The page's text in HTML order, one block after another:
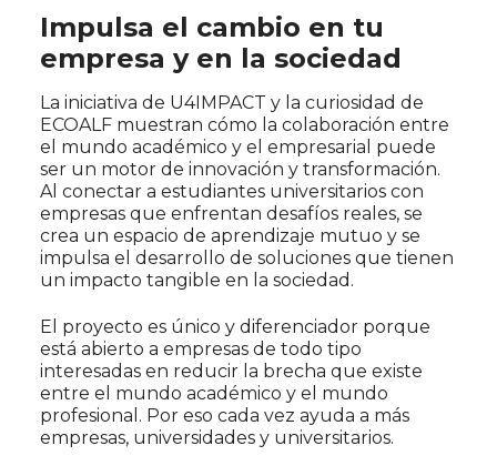
Impulsa el cambio en tu
empresa y en la sociedad
La iniciativa de U4IMPACT y la curiosidad de
ECOALF muestran cómo la colaboración entre
el mundo académico y el empresarial puede
ser un motor de innovación y transformación.
Al conectar a estudiantes universitarios con
empresas que enfrentan desafíos reales, se
crea un espacio de aprendizaje mutuo y se
impulsa el desarrollo de soluciones que tienen
un impacto tangible en la sociedad.
El proyecto es único y diferenciador porque
está abierto a empresas de todo tipo
interesadas en reducir la brecha que existe
entre el mundo académico y el mundo
profesional. Por eso cada vez ayuda a más
empresas, universidades y universitarios.